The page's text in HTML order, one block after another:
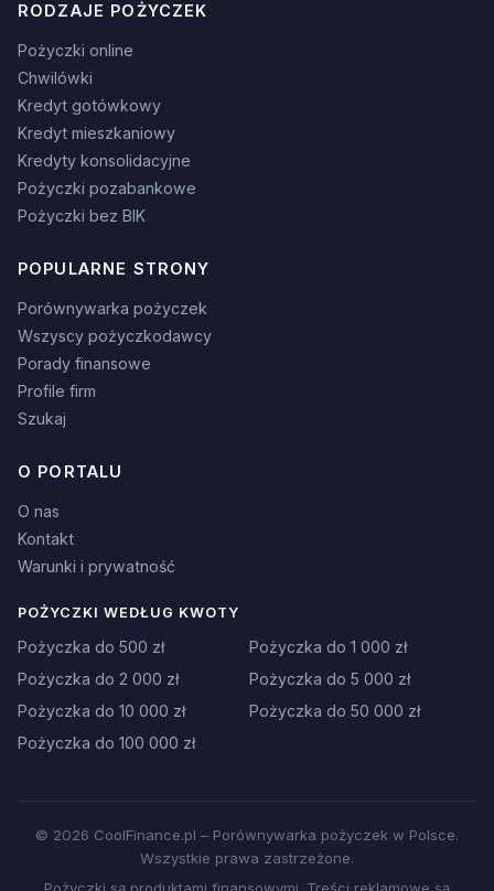
RODZAJE POŻYCZEK
Pożyczki online
Chwilówki
Kredyt gotówkowy
Kredyt mieszkaniowy
Kredyty konsolidacyjne
Pożyczki pozabankowe
Pożyczki bez BIK
POPULARNE STRONY
Porównywarka pożyczek
Wszyscy pożyczkodawcy
Porady finansowe
Profile firm
Szukaj
O PORTALU
O nas
Kontakt
Warunki i prywatność
POŻYCZKI WEDŁUG KWOTY
Pożyczka do 500 zł
Pożyczka do 1 000 zł
Pożyczka do 2 000 zł
Pożyczka do 5 000 zł
Pożyczka do 10 000 zł
Pożyczka do 50 000 zł
Pożyczka do 100 000 zł
© 2026 CoolFinance.pl – Porównywarka pożyczek w Polsce.
Wszystkie prawa zastrzeżone.